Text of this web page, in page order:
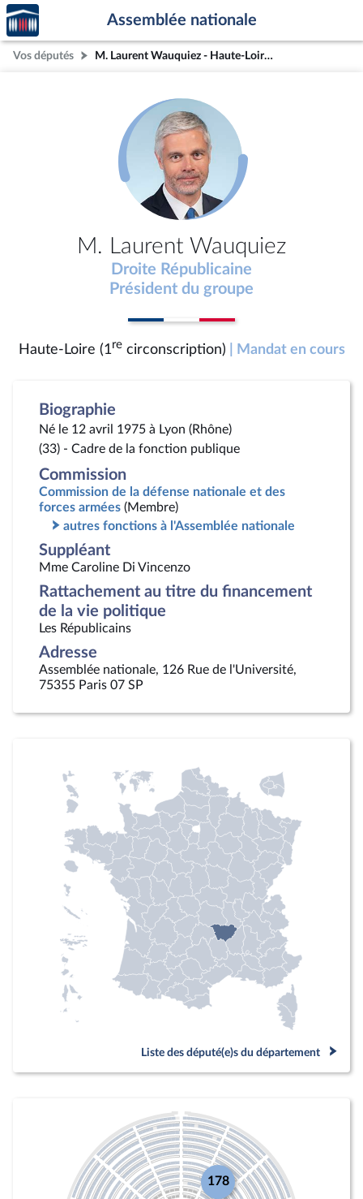
Aller au contenu
Aller en bas de la page
Accèder
à la
page
d'accueil
Assemblée nationale
Vos députés M. Laurent Wauquiez - Haute-Loire (1re circonscription)
M. Laurent Wauquiez
Droite Républicaine
Président du groupe
Haute-Loire (1recirconscription) | Mandat en cours
Biographie
Né le 12 avril 1975 à Lyon (Rhône)
(33) - Cadre de la fonction publique
Commission
Commission de la défense nationale et des
forces armées (Membre)
autres fonctions à l'Assemblée nationale
Suppléant
Mme Caroline Di Vincenzo
Rattachement au titre du financement
de la vie politique
Les Républicains
Adresse
Assemblée nationale, 126 Rue de l'Université,
75355 Paris 07 SP
Liste des député(e)s du département
178